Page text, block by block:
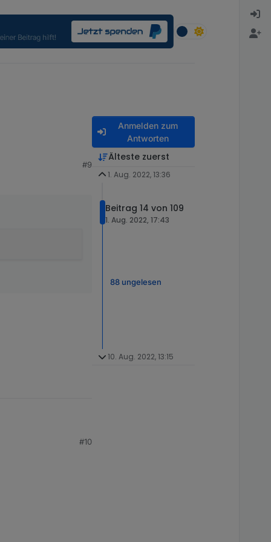
#9
#10
Anmelden zum
Antworten
Älteste zuerst
1. Aug. 2022, 13:36
Beitrag 14 von 109
1. Aug. 2022, 17:43
88 ungelesen
10. Aug. 2022, 13:15